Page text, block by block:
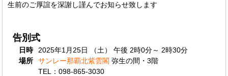
生前のご厚誼を深謝し謹んでお知らせ致します
告別式
日時
2025年1月25日 （土） 午後 2時0分～ 2時30分
場所
サンレー那覇北紫雲閣 弥生の間・3階
TEL：098-865-3030